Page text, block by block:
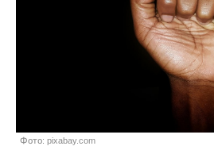
Фото: pixabay.com